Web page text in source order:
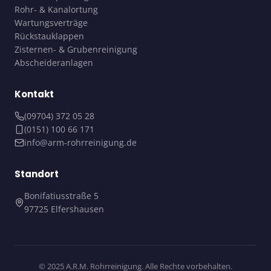
Rohr- & Kanalortung
Wartungsverträge
Rückstauklappen
Zisternen- & Grubenreinigung
Abscheideranlagen
Kontakt
(09704) 372 05 28
(0151) 100 66 171
info@arm-rohrreinigung.de
Standort
Bonifatiusstraße 5
97725 Elfershausen
© 2025 A.R.M. Rohrreinigung. Alle Rechte vorbehalten.